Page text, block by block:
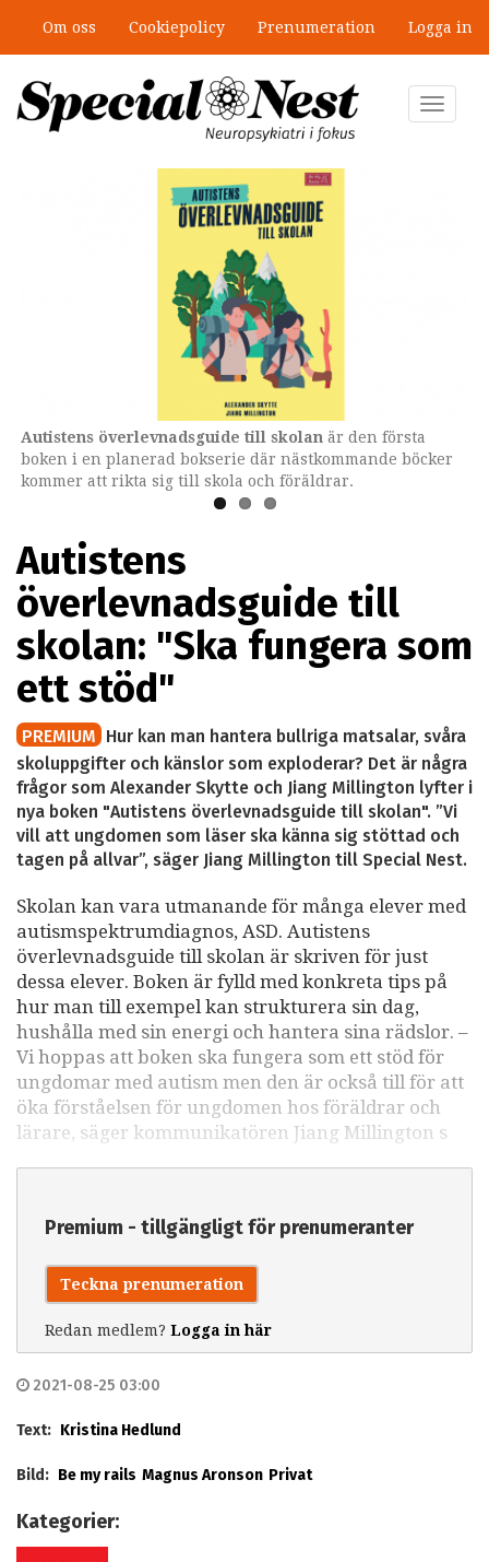
huvudinnehåll
Om oss Cookiepolicy Prenumeration Logga in
Toggle
Autistens överlevnadsguide till skolan är den första
boken i en planerad bokserie där nästkommande böcker
kommer att rikta sig till skola och föräldrar.
Jiang Millington har under flera år jobbat för att förbättra
skolsituationen för barn och ungdomar med npf.
Alexander Skytte är lärare och författare.
Autistens
överlevnadsguide till
skolan: "Ska fungera som
ett stöd"
PREMIUM Hur kan man hantera bullriga matsalar, svåra
skoluppgifter och känslor som exploderar? Det är några
frågor som Alexander Skytte och Jiang Millington lyfter i
nya boken "Autistens överlevnadsguide till skolan". ”Vi
vill att ungdomen som läser ska känna sig stöttad och
tagen på allvar”, säger Jiang Millington till Special Nest.
Skolan kan vara utmanande för många elever med
autismspektrumdiagnos, ASD. Autistens
överlevnadsguide till skolan är skriven för just
dessa elever. Boken är fylld med konkreta tips på
hur man till exempel kan strukturera sin dag,
hushålla med sin energi och hantera sina rädslor. –
Vi hoppas att boken ska fungera som ett stöd för
ungdomar med autism men den är också till för att
öka förståelsen för ungdomen hos föräldrar och
lärare, säger kommunikatören Jiang Millington s
Premium - tillgängligt för prenumeranter
Teckna prenumeration
Redan medlem? Logga in här
2021-08-25 03:00
Text: Kristina Hedlund
Bild: Be my rails Magnus Aronson Privat
Kategorier:
Ny antologi om fördelar och
fallgropar med särskilda
undervisningsgrupper